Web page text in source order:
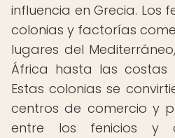
influencia en Grecia. Los
colonias y factorías
lugares del
África hasta las costas
Estas colonias se
centros de comercio y
entre los fenicios y